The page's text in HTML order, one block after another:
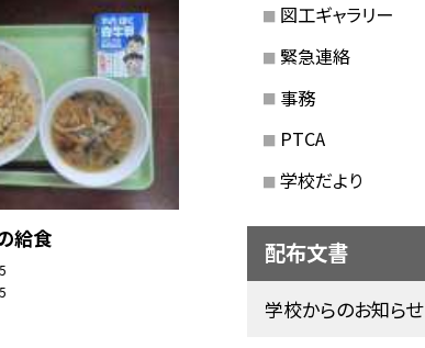
給食
図工ギャラリー
緊急連絡
事務
PTCA
学校だより
配布文書
学校からのお知らせ